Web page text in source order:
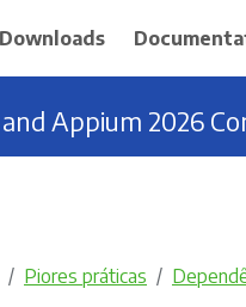
Downloads
Appium 2026
Piores práticas